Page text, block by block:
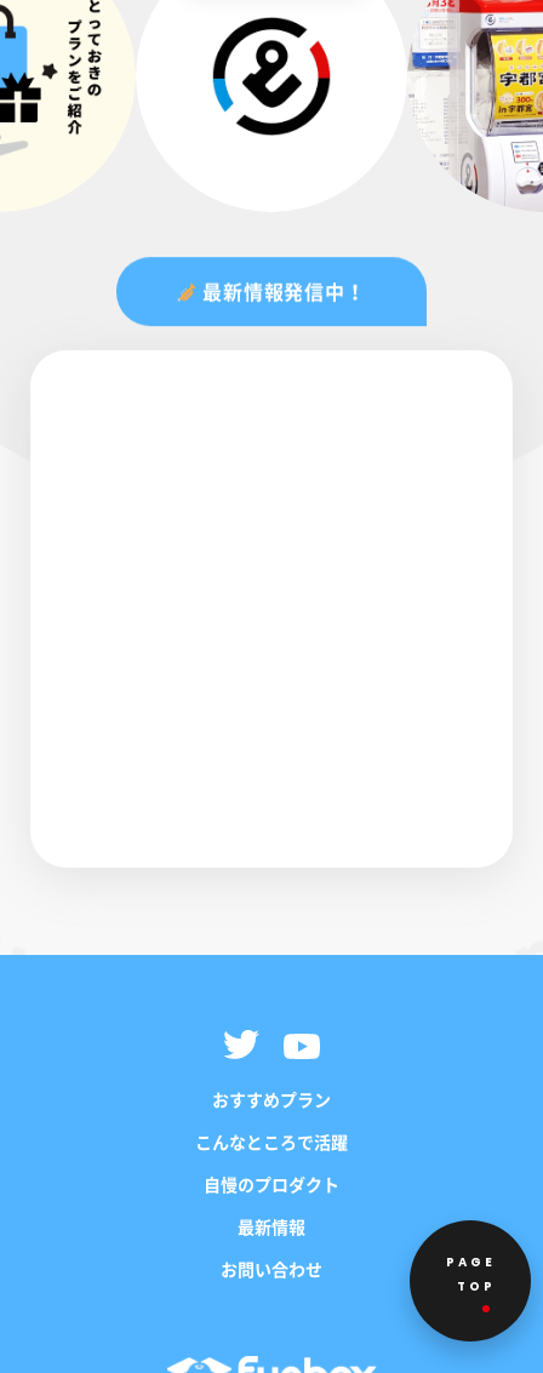
最新情報発信中！
おすすめプラン
こんなところで活躍
自慢のプロダクト
最新情報
お問い合わせ
PAGE
TOP